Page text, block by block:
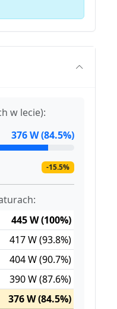
w lecie):
376 W (84.5%)
-15.5%
445 W (100%)
417 W (93.8%)
404 W (90.7%)
390 W (87.6%)
376 W (84.5%)